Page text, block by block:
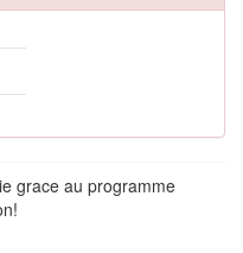
grace au programme